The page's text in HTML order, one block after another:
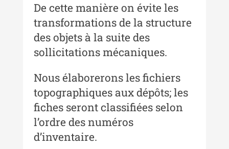
Anuarul Muzeului Etnografic al
Moldovei - XXI / 2021
Anuarul Muzeului Etnografic al
Moldovei - XX / 2020
Indexul Complet
Buletinul Muzeului Științei și
Tehnicii ”Ștefan Procopiu”
Buletinul Muzeului Științei și
De cette manière on évite les
transformations de la structure
des objets à la suite des
sollicitations mécaniques.
Nous élaborerons les fichiers
topographiques aux dépôts; les
fiches seront classifiées selon
l’ordre des numéros
d’inventaire.